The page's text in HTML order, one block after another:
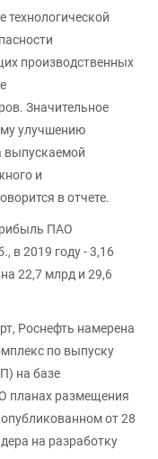
производственных
Значительное
улучшению
выпускаемой
и
в отчете.
ПАО
в 2019 году - 3,16
22,7 млрд и 29,6
Роснефть намерена
по выпуску
на базе
планах размещения
от 28
на разработку